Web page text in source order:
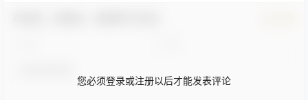
您必须登录或注册以后才能发表评论